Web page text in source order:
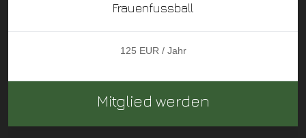
Frauenfussball
125 EUR / Jahr
Mitglied werden